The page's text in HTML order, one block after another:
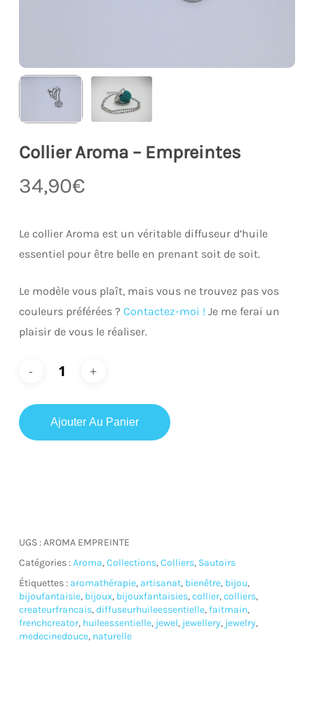
Collier Aroma – Empreintes
34,90€
Le collier Aroma est un véritable diffuseur d’huile
essentiel pour être belle en prenant soit de soit.
Le modèle vous plaît, mais vous ne trouvez pas vos
couleurs préférées ? Contactez-moi ! Je me ferai un
plaisir de vous le réaliser.
Ajouter Au Panier
UGS :AROMA EMPREINTE
Catégories :Aroma,Collections,Colliers, Sautoirs
Étiquettes : aromathérapie, artisanat, bienêtre, bijou,
bijoufantaisie, bijoux, bijouxfantaisies,collier,colliers,
createurfrancais,diffuseurhuileessentielle,faitmain,
frenchcreator, huileessentielle, jewel, jewellery, jewelry,
medecinedouce, naturelle